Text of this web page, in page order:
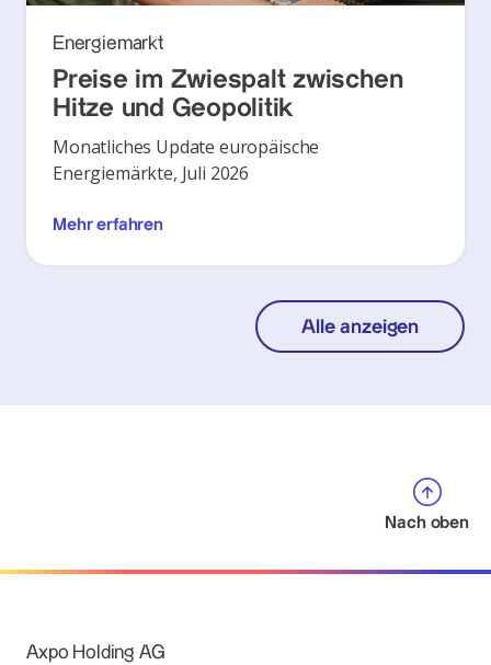
Energiemarkt
Preise im Zwiespalt zwischen
Hitze und Geopolitik
Monatliches Update europäische
Energiemärkte, Juli 2026
Mehr erfahren
Alle anzeigen
Nach oben
Axpo Holding AG